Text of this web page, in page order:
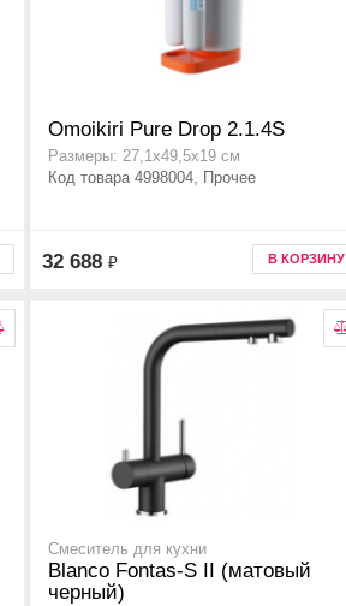
Omoikiri Pure Drop 2.1.4S
Размеры: 27,1х49,5х19 см
Код товара 4998004, Прочее
32 688 ₽ В КОРЗИНУ
Смеситель для кухни
Blanco Fontas-S II (матовый
черный)